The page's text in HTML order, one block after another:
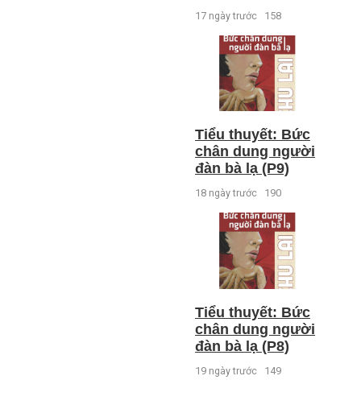
17 ngày trước 158
Tiểu thuyết: Bức
chân dung người
đàn bà lạ (P9)
18 ngày trước 190
Tiểu thuyết: Bức
chân dung người
đàn bà lạ (P8)
19 ngày trước 149